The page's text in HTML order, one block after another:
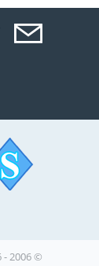
© 2006 - 2026 EURL Sécurité Electronic Système. بدعم من